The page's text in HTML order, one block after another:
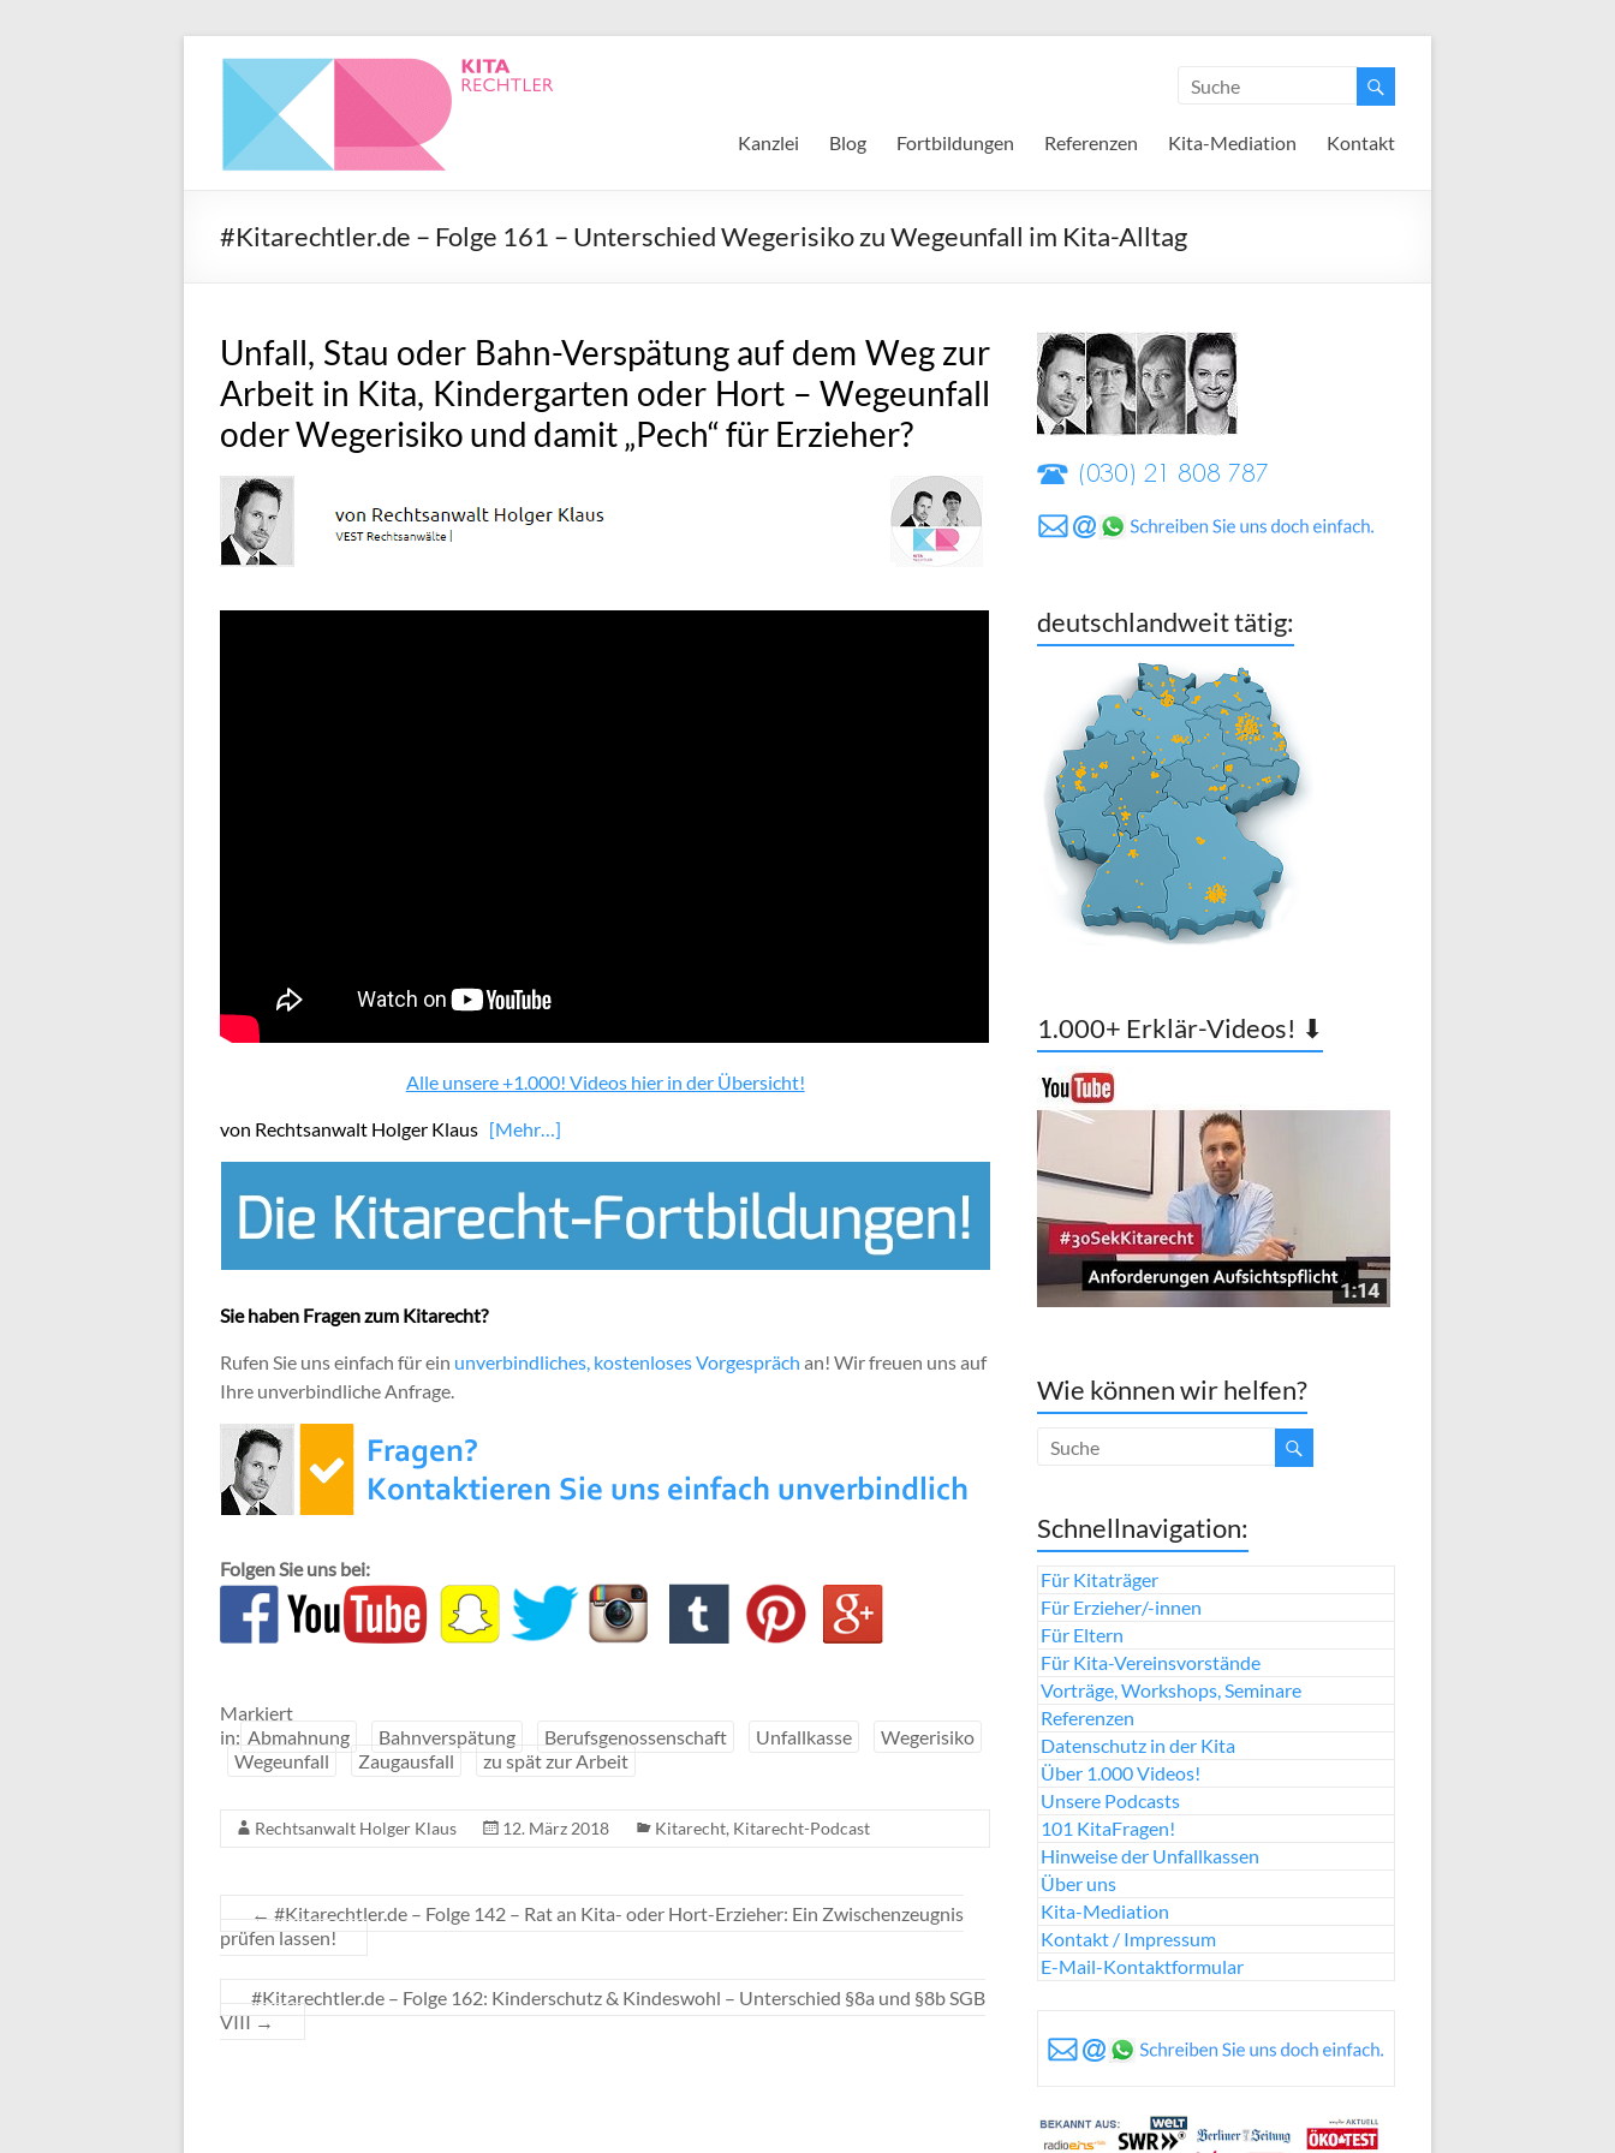
Kanzlei Blog Fortbildungen Referenzen Kita-Mediation Kontakt
#Kitarechtler.de – Folge 161 – Unterschied Wegerisiko zu Wegeunfall im Kita-Alltag
Unfall, Stau oder Bahn-Verspätung auf dem Weg zur
Arbeit in Kita, Kindergarten oder Hort – Wegeunfall
oder Wegerisiko und damit „Pech“ für Erzieher?
Alle unsere +1.000! Videos hier in der Übersicht!
von Rechtsanwalt Holger Klaus [Mehr…]
Sie haben Fragen zum Kitarecht?
Rufen Sie uns einfach für ein unverbindliches, kostenloses Vorgespräch an! Wir freuen uns auf
Ihre unverbindliche Anfrage.
Folgen Sie uns bei:
Markiert
in: Abmahnung Bahnverspätung Berufsgenossenschaft Unfallkasse
Wegerisiko
Wegeunfall
Zaugausfall zu spät zur Arbeit
Rechtsanwalt Holger Klaus 12. März 2018 Kitarecht, Kitarecht-Podcast
← #Kitarechtler.de – Folge 142 – Rat an Kita- oder Hort-Erzieher: Ein Zwischenzeugnis
prüfen lassen!
#Kitarechtler.de – Folge 162: Kinderschutz & Kindeswohl – Unterschied §8a und §8b SGB
VIII →
deutschlandweit tätig:
1.000+ Erklär-Videos! ⬇
Wie können wir helfen?
Schnellnavigation:
Für Kitaträger
Für Erzieher/-innen
Für Eltern
Für Kita-Vereinsvorstände
Vorträge, Workshops, Seminare
Referenzen
Datenschutz in der Kita
Über 1.000 Videos!
Unsere Podcasts
101 KitaFragen!
Hinweise der Unfallkassen
Über uns
Kita-Mediation
Kontakt / Impressum
E-Mail-Kontaktformular